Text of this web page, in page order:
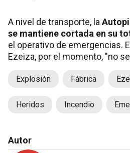
A nivel de transporte, la
se mantiene cortada en su
el operativo de emergencias.
Ezeiza, por el momento, "no
Explosión Fábrica
Heridos Incendio
Autor